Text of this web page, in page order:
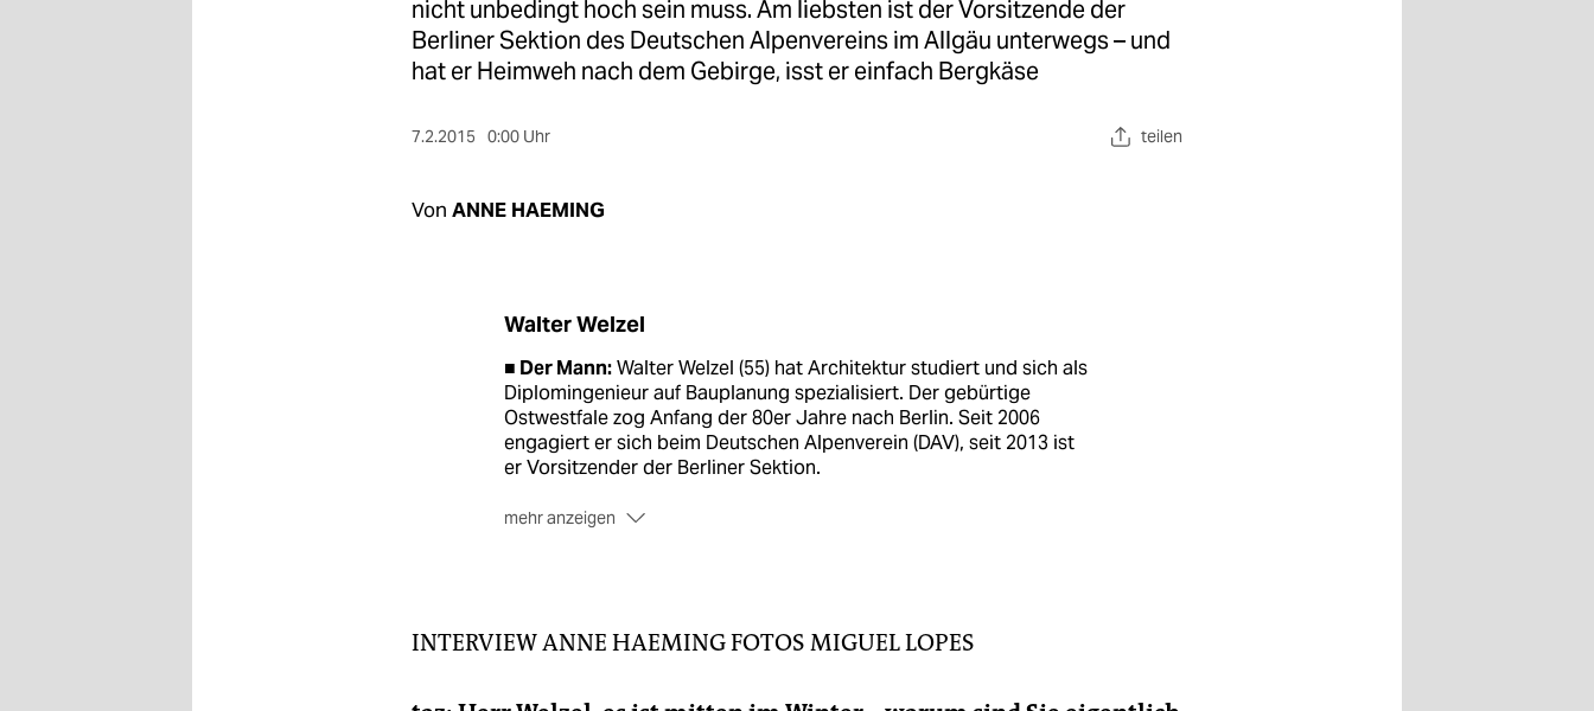
nicht unbedingt hoch sein muss. Am liebsten ist der Vorsitzende der
Berliner Sektion des Deutschen Alpenvereins im Allgäu unterwegs – und
hat er Heimweh nach dem Gebirge, isst er einfach Bergkäse
7.2.2015 0:00 Uhr teilen
Von ANNE HAEMING
Walter Welzel
■ Der Mann:Walter Welzel (55) hat Architektur studiert und sich als
Diplomingenieur auf Bauplanung spezialisiert. Der gebürtige
Ostwestfale zog Anfang der 80er Jahre nach Berlin. Seit 2006
engagiert er sich beim Deutschen Alpenverein (DAV), seit 2013 ist
er Vorsitzender der Berliner Sektion.
mehr anzeigen
Seydlitzstraße 1H.www.dav-berlin.de
INTERVIEWANNE HAEMINGFOTOS MIGUEL LOPES